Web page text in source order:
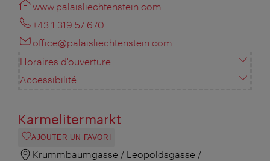
www.palaisliechtenstein.com
+43 1 319 57 670
office@palaisliechtenstein.com
Horaires d'ouverture
Accessibilité
Karmelitermarkt
AJOUTER UN FAVORI
Krummbaumgasse / Leopoldsgasse /